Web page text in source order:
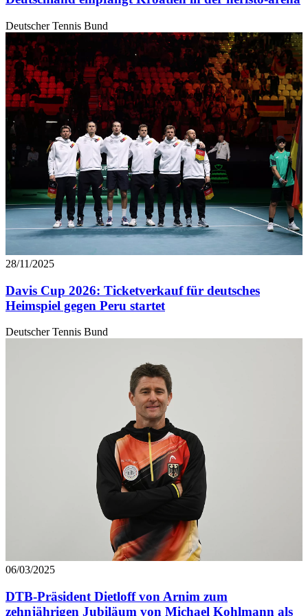
zu können und die Zugriffe auf unsere Website zu
analysieren. Außerdem geben wir Informationen zu Ihrer
Verwendung unserer Website an unsere Partner für
soziale Medien, Werbung und Analysen weiter. Unsere
Partner führen diese Informationen möglicherweise mit
weiteren Daten zusammen, die Sie ihnen bereitgestellt
haben oder die sie im Rahmen Ihrer Nutzung der Dienste
gesammelt haben. Die
Cookie-Einstellungen
können
jederzeit über den Link im Footer aufgerufen und
angepasst werden.
Deutscher Tennis Bund
28/11/2025
Davis Cup 2026: Ticketverkauf für deutsches
Heimspiel gegen Peru startet
Deutscher Tennis Bund
06/03/2025
DTB-Präsident Dietloff von Arnim zum
zehnjährigen Jubiläum von Michael Kohlmann als